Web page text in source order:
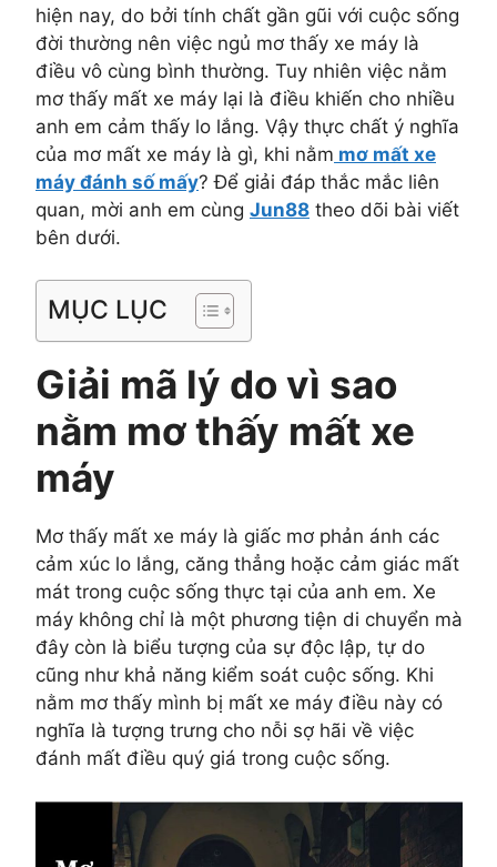
hiện nay, do bởi tính chất gần gũi với cuộc sống
đời thường nên việc ngủ mơ thấy xe máy là
điều vô cùng bình thường. Tuy nhiên việc nằm
mơ thấy mất xe máy lại là điều khiến cho nhiều
anh em cảm thấy lo lắng. Vậy thực chất ý nghĩa
của mơ mất xe máy là gì, khi nằm mơ mất xe
máy đánh số mấy? Để giải đáp thắc mắc liên
quan, mời anh em cùng Jun88 theo dõi bài viết
bên dưới.
MỤC LỤC
Giải mã lý do vì sao
nằm mơ thấy mất xe
máy
Mơ thấy mất xe máy là giấc mơ phản ánh các
cảm xúc lo lắng, căng thẳng hoặc cảm giác mất
mát trong cuộc sống thực tại của anh em. Xe
máy không chỉ là một phương tiện di chuyển mà
đây còn là biểu tượng của sự độc lập, tự do
cũng như khả năng kiểm soát cuộc sống. Khi
nằm mơ thấy mình bị mất xe máy điều này có
nghĩa là tượng trưng cho nỗi sợ hãi về việc
đánh mất điều quý giá trong cuộc sống.